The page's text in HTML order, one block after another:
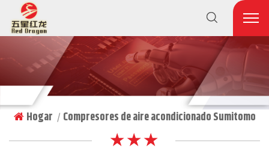
Hogar | Compresores de aire acondicionado Sumitomo
★ ★ ★